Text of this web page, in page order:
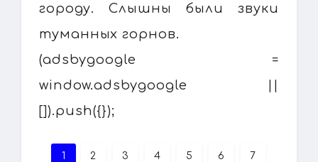
городу. Слышны были звуки
туманных горнов.
(adsbygoogle =
window.adsbygoogle ||
[]).push({});
1 2 3 4 5 6 7